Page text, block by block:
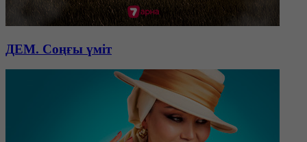
ДЕМ. Соңғы үміт